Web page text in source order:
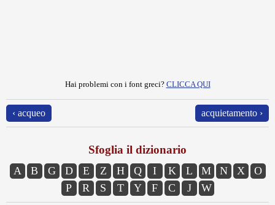
Hai problemi con i font greci? CLICCA QUI
‹ acqueo acquietamento ›
Sfoglia il dizionario
A B G D E Z H Q I K L M N X
O
P
R S T Y F C J W